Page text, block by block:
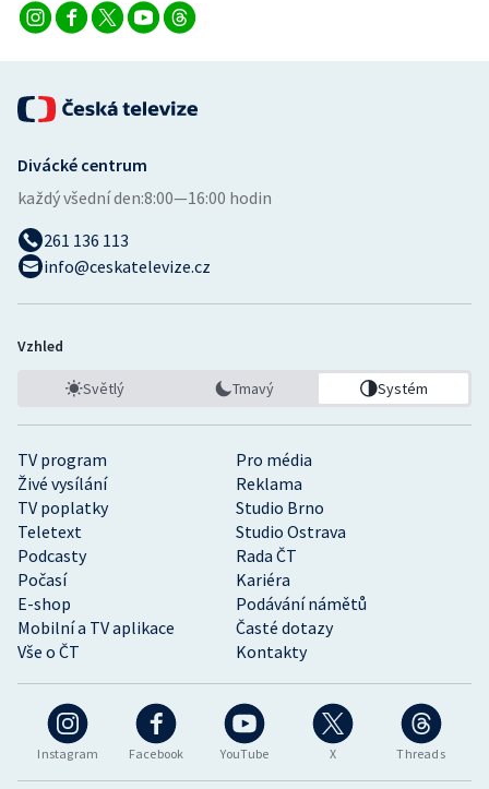
Instagram Facebook YouTube X Threads
TV program
Pro média
Živé vysílání
Reklama
TV poplatky
Studio Brno
Teletext
Studio Ostrava
Podcasty
Rada ČT
Počasí
Kariéra
E-shop
Podávání námětů
Mobilní a TV aplikace
Časté dotazy
Vše o ČT
Kontakty
Divácké centrum
každý všední den:8:00—16:00 hodin
261 136 113
info@ceskatelevize.cz
Vzhled
Světlý Tmavý Systém